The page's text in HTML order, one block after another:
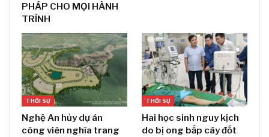
PHÁP CHO MỌI HÀNH
TRÌNH
THỜI SỰ
Nghệ An hủy dự án
công viên nghĩa trang
THỜI SỰ
Hai học sinh nguy kịch
do bị ong bắp cày đốt